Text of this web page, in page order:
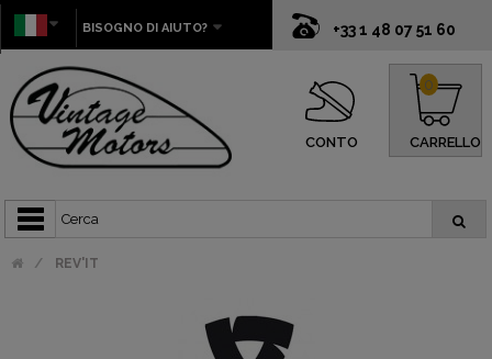
+33 1 48 07 51 60
BISOGNO DI AIUTO?
CONTO CARRELLO
0
REV'IT